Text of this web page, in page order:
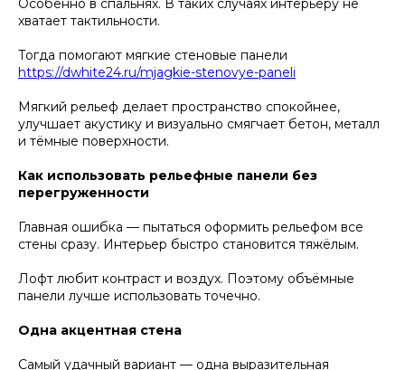
Особенно в спальнях. В таких случаях интерьеру не
хватает тактильности.
Тогда помогают мягкие стеновые панели
https://dwhite24.ru/mjagkie-stenovye-paneli
Мягкий рельеф делает пространство спокойнее,
улучшает акустику и визуально смягчает бетон, металл
и тёмные поверхности.
Как использовать рельефные панели без
перегруженности
Главная ошибка — пытаться оформить рельефом все
стены сразу. Интерьер быстро становится тяжёлым.
Лофт любит контраст и воздух. Поэтому объёмные
панели лучше использовать точечно.
Одна акцентная стена
Самый удачный вариант — одна выразительная